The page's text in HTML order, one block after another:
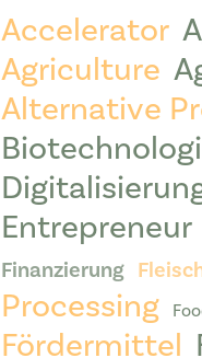
Accelerator
Agriculture
Alternative
Entrepreneur
Finanzierung
Processing
Fördermittel